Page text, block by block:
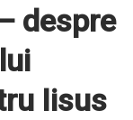
despre
Iisus